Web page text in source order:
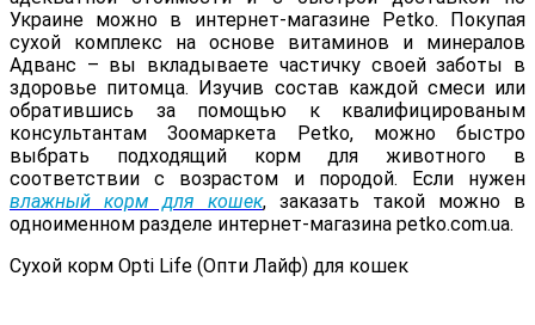
Украине можно в интернет-магазине Petko. Покупая
сухой комплекс на основе витаминов и минералов
Адванс – вы вкладываете частичку своей заботы в
здоровье питомца. Изучив состав каждой смеси или
обратившись за помощью к квалифицированым
консультантам Зоомаркета Petko, можно быстро
выбрать подходящий корм для животного в
соответствии с возрастом и породой. Если нужен
влажный корм для кошек, заказать такой можно в
одноименном разделе интернет-магазина petko.com.ua.
Сухой корм Opti Life (Опти Лайф) для кошек